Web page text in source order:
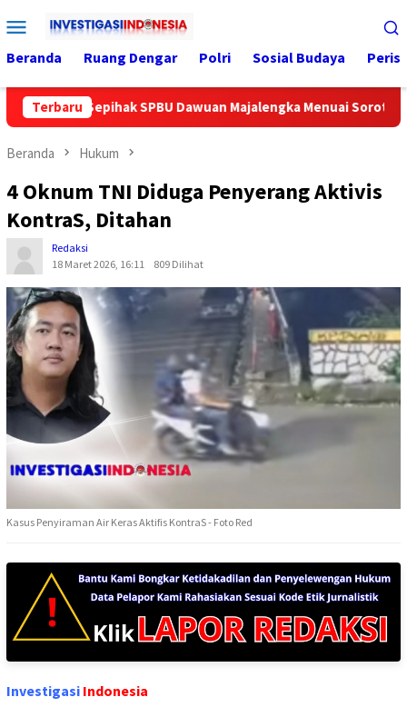
ke
konten
Menu
Mobile
Beranda Ruang Dengar Polri Sosial Budaya
Terbaru
Sepihak SPBU Dawuan Majalengka Menuai Sorotan
Beranda Hukum
4 Oknum TNI Diduga Penyerang Aktivis
KontraS, Ditahan
Redaksi
18 Maret 2026, 16:11
809 Dilihat
Kasus Penyiraman Air Keras Aktifis KontraS - Foto Red
Investigasi Indonesia